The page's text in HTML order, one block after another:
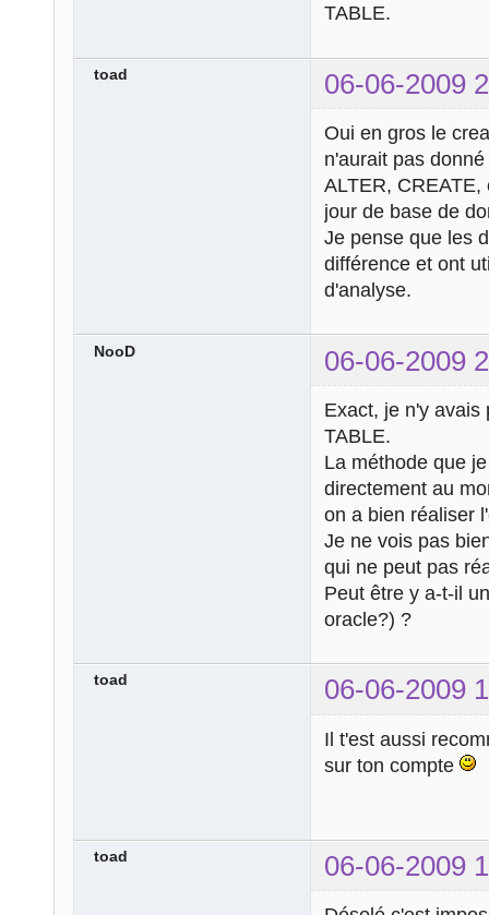
TABLE.
toad 06-06-2009
Oui en gros le
n'aurait pas
ALTER,
jour de base de
Je pense que les
différence et ont
d'analyse.
NooD 06-06-2009
Exact, je n'y avais
TABLE.
La méthode que
directement au
on a bien réaliser
Je ne vois pas
qui ne peut pas
Peut être y a-t-il
oracle?) ?
toad 06-06-2009
Il t'est aussi
sur ton compte
toad 06-06-2009